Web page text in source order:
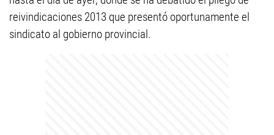
reivindicaciones 2013 que presentó oportunamente el
sindicato al gobierno provincial.